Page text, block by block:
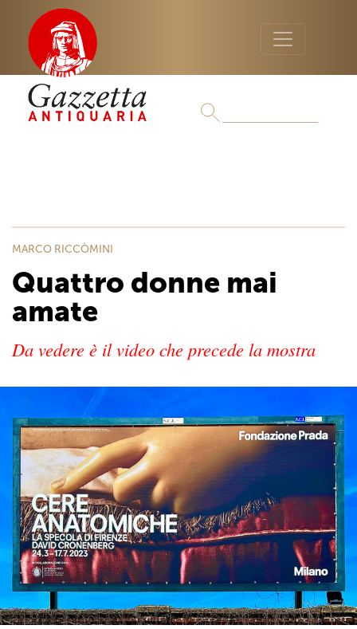
MARCO RICCÒMINI
Quattro donne mai
amate
Da vedere è il video che precede la mostra